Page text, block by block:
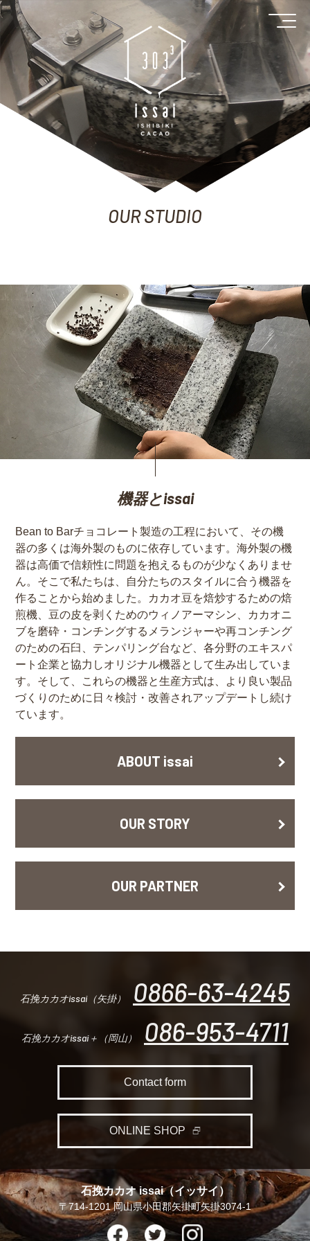
OUR STUDIO
機器とissai
Bean to Barチョコレート製造の工程において、その機
器の多くは海外製のものに依存しています。海外製の機
器は高価で信頼性に問題を抱えるものが少なくありませ
ん。そこで私たちは、自分たちのスタイルに合う機器を
作ることから始めました。カカオ豆を焙炒するための焙
煎機、豆の皮を剥くためのウィノアーマシン、カカオニ
ブを磨砕・コンチングするメランジャーや再コンチング
のための石臼、テンパリング台など、各分野のエキスパ
ート企業と協力しオリジナル機器として生み出していま
す。そして、これらの機器と生産方式は、より良い製品
づくりのために日々検討・改善されアップデートし続け
ています。
ABOUT issai
OUR STORY
OUR PARTNER
石挽カカオissai（矢掛） 0866-63-4245
石挽カカオissai＋（岡山） 086-953-4711
Contact form
ONLINE SHOP
石挽カカオ issai（イッサイ）
〒714-1201 岡山県小田郡矢掛町矢掛3074-1